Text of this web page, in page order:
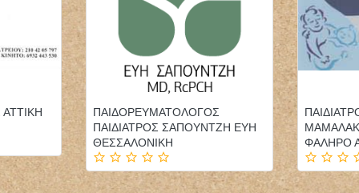
ΑΤΤΙΚΗ
ΠΑΙΔΟΡΕΥΜΑΤΟΛΟΓΟΣ
ΠΑΙΔΙΑΤΡΟΣ ΣΑΠΟΥΝΤΖΗ ΕΥΗ
ΘΕΣΣΑΛΟΝΙΚΗ
ΦΑΛΗΡΟ
ΜΙΚΡΟΒΙΟΛΟΓΙΚΟ
ΕΡΓΑΣΤΗΡΙΟ BIOLAB
ΤΗΝΟΣ ΠΑΠΑΔΟΠΟΥΛΟΥ
ΘΕΟΔΩΡΑ
ΣΠΟΝΔΥΛΙΚΗΣ ΣΤΗΛΗΣ
ΔΗΜΟΓΕΡΟΝΤΑΣ
ΓΕΩΡΓΙΟΣ